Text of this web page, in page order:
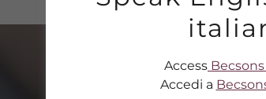
Access
Accedi a